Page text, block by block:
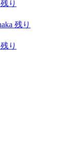
残り
残り
残り